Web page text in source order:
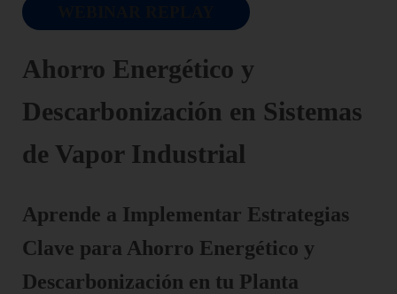
Ahorro Energético y
Descarbonización en Sistemas
de Vapor Industrial
Aprende a Implementar Estrategias
Clave para Ahorro Energético y
Descarbonización en tu Planta